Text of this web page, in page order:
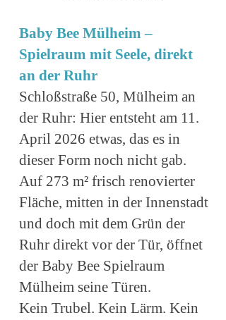
Baby Bee Mülheim –
Spielraum mit Seele, direkt
an der Ruhr
Schloßstraße 50, Mülheim an
der Ruhr: Hier entsteht am 11.
April 2026 etwas, das es in
dieser Form noch nicht gab.
Auf 273 m² frisch renovierter
Fläche, mitten in der Innenstadt
und doch mit dem Grün der
Ruhr direkt vor der Tür, öffnet
der Baby Bee Spielraum
Mülheim seine Türen.
Kein Trubel. Kein Lärm. Kein